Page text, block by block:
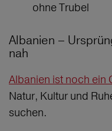
ohne Trubel
Albanien –
nah
Albanien ist noch ein
Natur, Kultur und
suchen.